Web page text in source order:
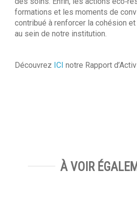
formations et les moments de
contribué à renforcer la cohésion
au sein de notre institution.
Découvrez ICI notre Rapport
À VOIR